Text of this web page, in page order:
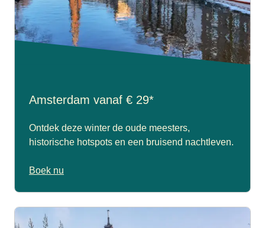
Amsterdam vanaf € 29*
Ontdek deze winter de oude meesters,
historische hotspots en een bruisend nachtleven.
Boek nu